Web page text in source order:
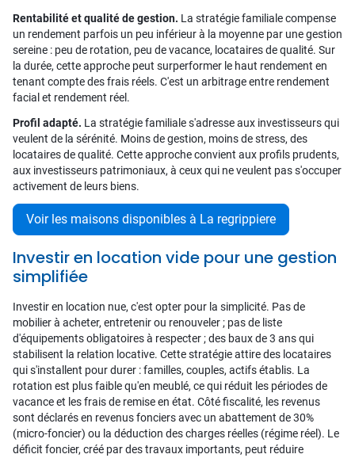
Rentabilité et qualité de gestion. La stratégie familiale compense
un rendement parfois un peu inférieur à la moyenne par une gestion
sereine : peu de rotation, peu de vacance, locataires de qualité. Sur
la durée, cette approche peut surperformer le haut rendement en
tenant compte des frais réels. C'est un arbitrage entre rendement
facial et rendement réel.
Profil adapté. La stratégie familiale s'adresse aux investisseurs qui
veulent de la sérénité. Moins de gestion, moins de stress, des
locataires de qualité. Cette approche convient aux profils prudents,
aux investisseurs patrimoniaux, à ceux qui ne veulent pas s'occuper
activement de leurs biens.
Voir les maisons disponibles à La regrippiere
Investir en location vide pour une gestion
simplifiée
Investir en location nue, c'est opter pour la simplicité. Pas de
mobilier à acheter, entretenir ou renouveler ; pas de liste
d'équipements obligatoires à respecter ; des baux de 3 ans qui
stabilisent la relation locative. Cette stratégie attire des locataires
qui s'installent pour durer : familles, couples, actifs établis. La
rotation est plus faible qu'en meublé, ce qui réduit les périodes de
vacance et les frais de remise en état. Côté fiscalité, les revenus
sont déclarés en revenus fonciers avec un abattement de 30%
(micro-foncier) ou la déduction des charges réelles (régime réel). Le
déficit foncier, créé par des travaux importants, peut réduire